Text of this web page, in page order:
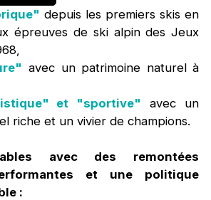
depuis les premiers skis en
épreuves de ski alpin des Jeux
avec un patrimoine naturel à
et "sportive"
avec un
riche et un vivier de champions.
avec des remontées
et une politique
: